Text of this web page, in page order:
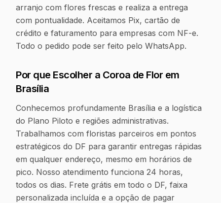
arranjo com flores frescas e realiza a entrega
com pontualidade. Aceitamos Pix, cartão de
crédito e faturamento para empresas com NF-e.
Todo o pedido pode ser feito pelo WhatsApp.
Por que Escolher a Coroa de Flor em
Brasília
Conhecemos profundamente Brasília e a logística
do Plano Piloto e regiões administrativas.
Trabalhamos com floristas parceiros em pontos
estratégicos do DF para garantir entregas rápidas
em qualquer endereço, mesmo em horários de
pico. Nosso atendimento funciona 24 horas,
todos os dias. Frete grátis em todo o DF, faixa
personalizada incluída e a opção de pagar